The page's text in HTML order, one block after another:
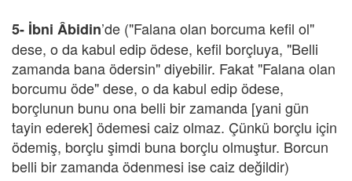
5- İbni Âbidin’de ("Falana olan borcuma kefil ol"
dese, o da kabul edip ödese, kefil borçluya, "Belli
zamanda bana ödersin" diyebilir. Fakat "Falana olan
borcumu öde" dese, o da kabul edip ödese,
borçlunun bunu ona belli bir zamanda [yani gün
tayin ederek] ödemesi caiz olmaz. Çünkü borçlu için
ödemiş, borçlu şimdi buna borçlu olmuştur. Borcun
belli bir zamanda ödenmesi ise caiz değildir)